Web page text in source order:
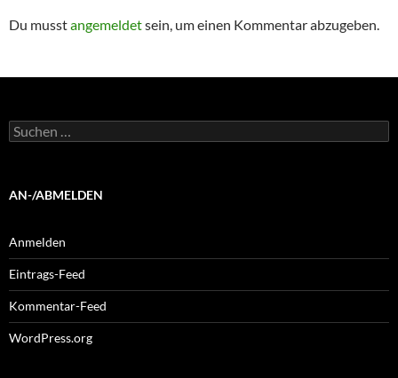
Du musstangemeldetsein, um einen Kommentar abzugeben.
Suchen
nach:
AN-/ABMELDEN
Anmelden
Eintrags-Feed
Kommentar-Feed
WordPress.org